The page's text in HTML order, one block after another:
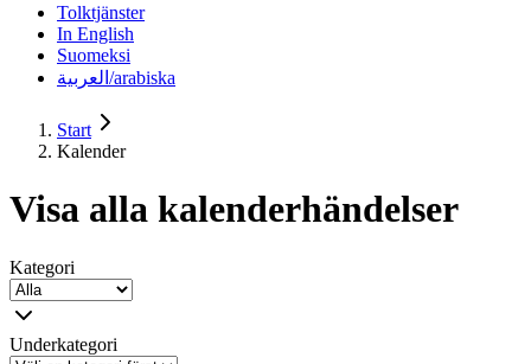
Tolktjänster
In English
Suomeksi
العربية/arabiska
Start
Kalender
Visa alla kalenderhändelser
Kategori
Underkategori